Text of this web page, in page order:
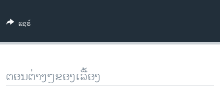
ລາຍງານ
ແຊຣ໌
ຕອນຕ່າງໆຂອງເລື້ອງ